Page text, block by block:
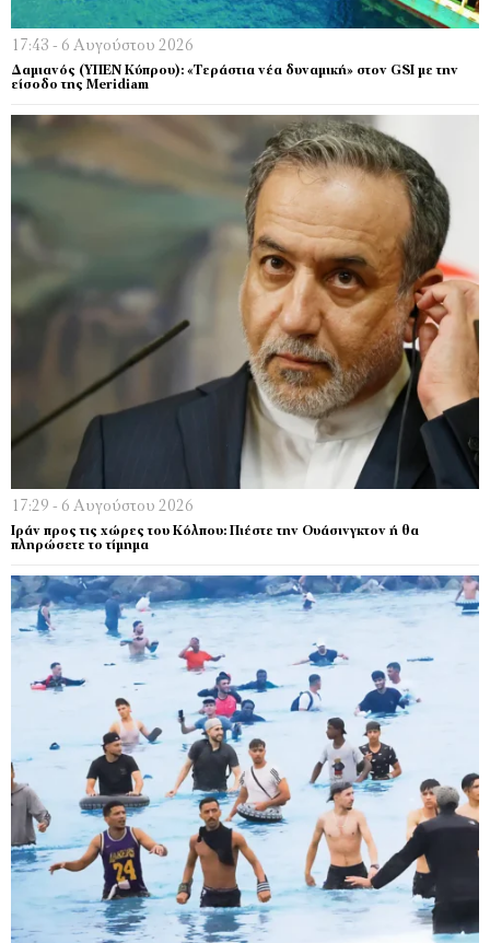
17:43 - 6 Αυγούστου 2026
Δαμιανός (ΥΠΕΝ Κύπρου): «Τεράστια νέα δυναμική» στον GSI με την
είσοδο της Meridiam
17:29 - 6 Αυγούστου 2026
Ιράν προς τις χώρες του Κόλπου: Πιέστε την Ουάσινγκτον ή θα
πληρώσετε το τίμημα